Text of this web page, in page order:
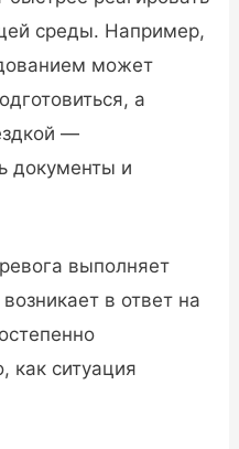
среды. Например,
может
а
—
документы и
выполняет
в ответ на
как ситуация